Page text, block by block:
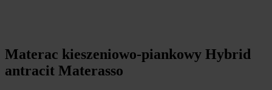
Materac kieszeniowo-piankowy Hybrid
antracit Materasso